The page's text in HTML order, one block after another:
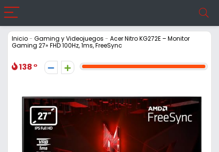
Inicio- Gaming y Videojuegos - Acer Nitro KG272E – Monitor
Gaming 27» FHD 100Hz, 1ms, FreeSync
138